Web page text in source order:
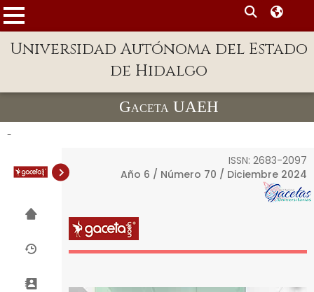
Enlaces
Publicaciones en línea
Acreditación
Internacional
Alumnado
Universidad Autónoma del Estado
de Hidalgo
Gaceta UAEH
-
ISSN: 2683-2097
Año 6 / Número 70 / Diciembre 2024